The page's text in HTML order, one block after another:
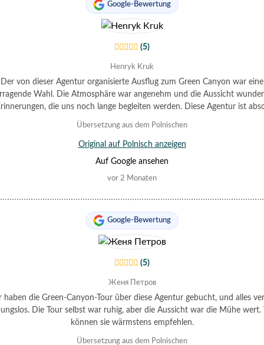
Google-Bewertung
(5)
Henryk Kruk
Der von dieser Agentur organisierte Ausflug zum Green Canyon war eine
Wahl. Die Atmosphäre war angenehm und die Aussicht
die uns noch lange begleiten werden. Diese Agentur ist
und wir werden sie beim nächsten Mal definitiv wieder
Vielen Dank und beste Grüße.
Übersetzung aus dem Polnischen
Original auf Polnisch anzeigen
Auf Google ansehen
vor 2 Monaten
Google-Bewertung
(5)
Женя Петров
haben die Green-Canyon-Tour über diese Agentur gebucht, und alles
Die Tour selbst war ruhig, aber die Aussicht war die Mühe wert.
können sie wärmstens empfehlen.
Übersetzung aus dem Polnischen